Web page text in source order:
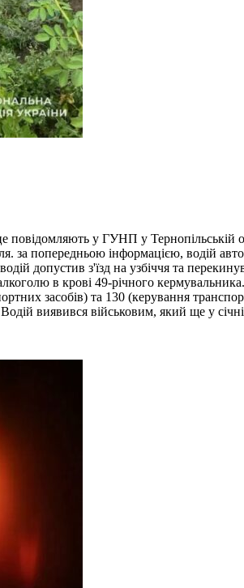
у ГУНП у Тернопільській
за попередньою інформацією, водій
допустив з'їзд на узбіччя та
в крові 49-річного
засобів) та 130 (керування
виявився військовим, який ще у